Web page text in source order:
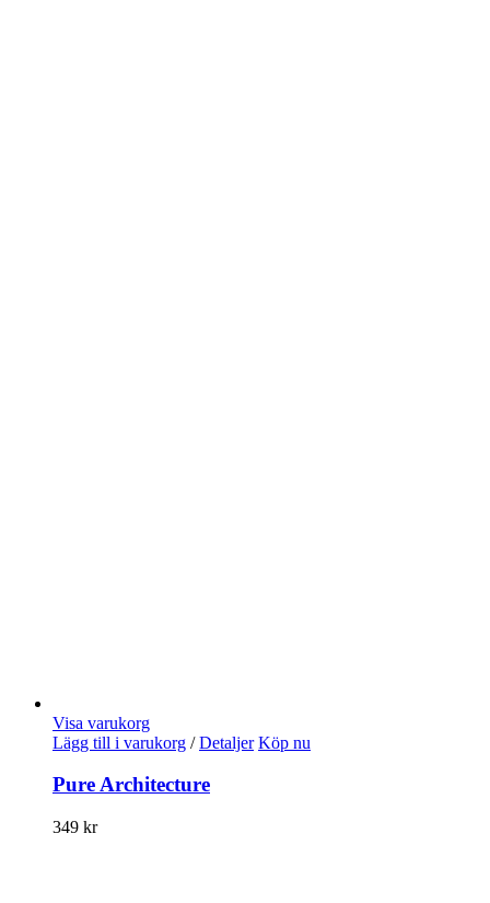
Visa varukorg
Lägg till i varukorg / Detaljer Köp nu
Pure Architecture
349 kr